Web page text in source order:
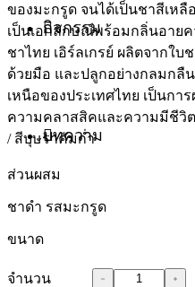
กิจกรรม
บทความ
ของมะกรูด จนได้เป็นชาสีเห
เป็นเอกลักษณ์พร้อมกลิ่นอายค
ชาไทย เอิร์ลเกรย์ ผลิตจากใ
ด้วยมือ และปลูกอย่างกลมกลื
เหนือของประเทศไทย เป็นกา
ความคลาสสิคและความมีชีวิ
/ สีบุษราคัมก่ำ
ส่วนผสม
ชาดำ รสมะกรูด
ขนาด
จำนวน